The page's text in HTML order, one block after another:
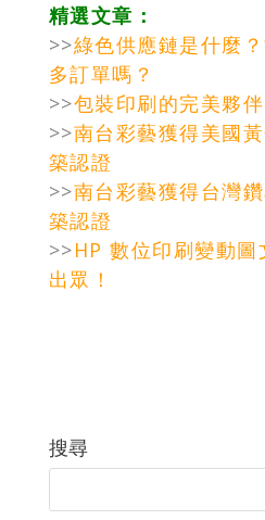
精選文章：
>>綠色供應鏈是什麼
多訂單嗎？
>>包裝印刷的完美夥
​>>南台彩藝獲得美國
築認證
>>南台彩藝獲得台灣
築認證
>>HP 數位印刷變動
出眾！
搜尋